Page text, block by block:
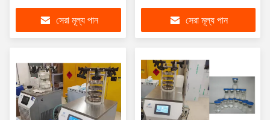
সেরা মূল্য পান সেরা মূল্য পান